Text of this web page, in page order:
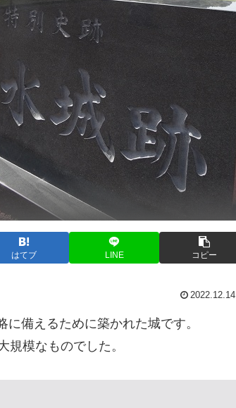
はてブ LINE コピー
2022.12.14
備えるために築かれた城です。
規模なものでした。